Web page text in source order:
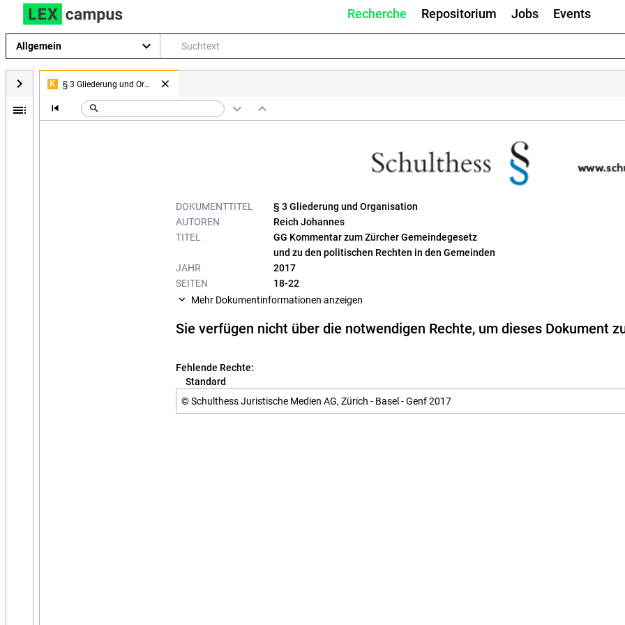
Recherche Repositorium Jobs Events
Allgemein keyboard_arrow_down
toc
keyboard_arrow_left K § 3 Gliederung und Organisation close
skip_previous search keyboard_arrow_down keyboard_arrow_up
DOKUMENTTITEL
§ 3 Gliederung und Organisation
AUTOREN
Reich Johannes
TITEL
GG Kommentar zum Zürcher Gemeindegesetz
und zu den politischen Rechten in den Gemeinden
JAHR
2017
SEITEN
18-22
keyboard_arrow_down
Mehr Dokumentinformationen anzeigen
VERLAG
Schulthess Juristische Medien AG
Sie verfügen nicht über die notwendigen Rechte, um dieses Dokument
Fehlende Rechte:
Standard
© Schulthess Juristische Medien AG, Zürich - Basel - Genf 2017